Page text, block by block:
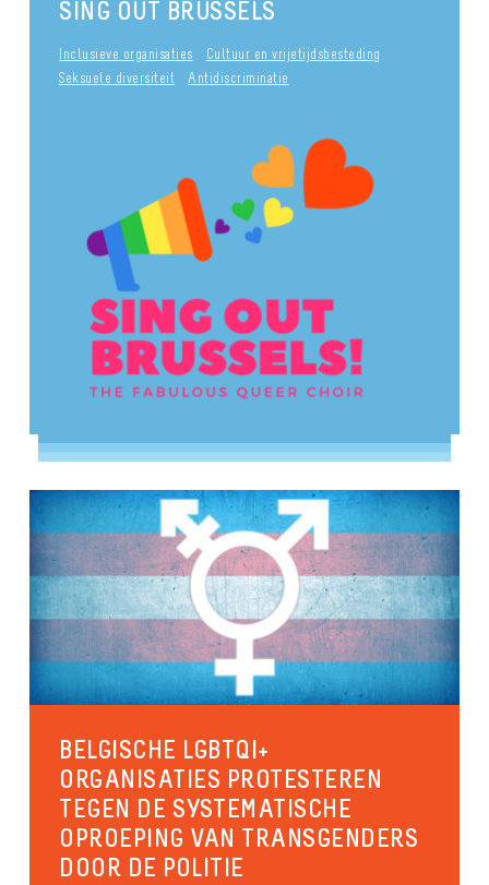
SING OUT BRUSSELS
Inclusieve organisaties
Cultuur en vrijetijdsbesteding
Seksuele diversiteit
Antidiscriminatie
BELGISCHE LGBTQI+
ORGANISATIES PROTESTEREN
TEGEN DE SYSTEMATISCHE
OPROEPING VAN TRANSGENDERS
DOOR DE POLITIE